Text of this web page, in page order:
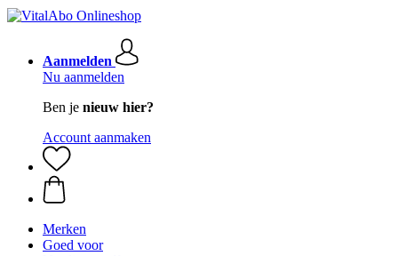
Aanmelden
Nu aanmelden
Ben je nieuw hier?
Account aanmaken
Merken
Goed voor